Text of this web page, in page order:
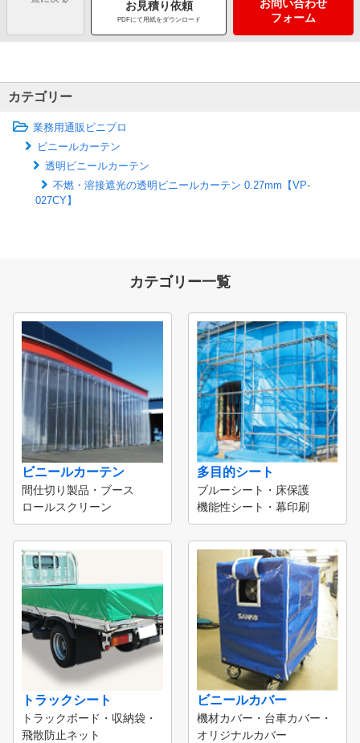
お見積り依頼
PDFにて用紙をダウンロード
お問い合わせ
フォーム
カテゴリー
業務用通販ビニプロ
ビニールカーテン
透明ビニールカーテン
不燃・溶接遮光の透明ビニールカーテン 0.27mm【VP-
027CY】
カテゴリー一覧
ビニールカーテン
間仕切り製品・ブース
ロールスクリーン
多目的シート
ブルーシート・床保護
機能性シート・幕印刷
トラックシート
トラックボード・収納袋・
飛散防止ネット
ビニールカバー
機材カバー・台車カバー・
オリジナルカバー